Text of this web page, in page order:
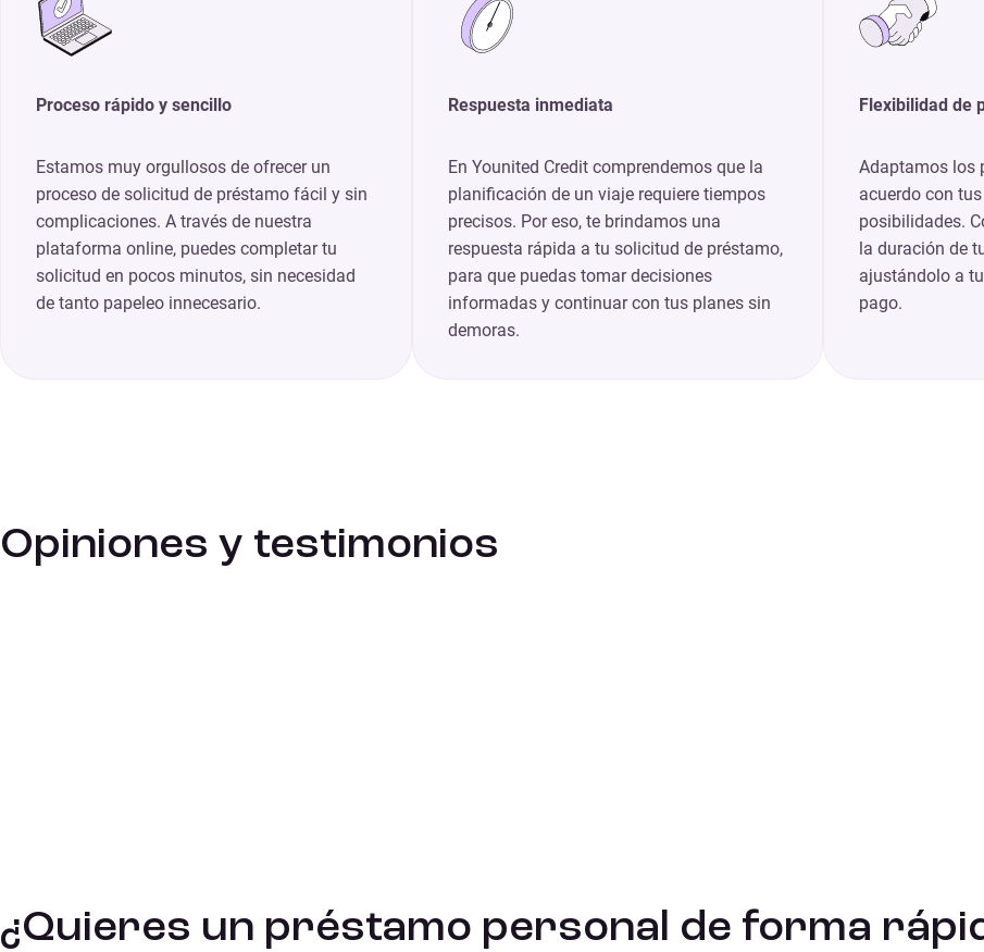
Proceso rápido y sencillo
Estamos muy orgullosos de ofrecer un
proceso de solicitud de préstamo fácil y sin
complicaciones. A través de nuestra
plataforma online, puedes completar tu
solicitud en pocos minutos, sin necesidad
de tanto papeleo innecesario.
Respuesta inmediata
En Younited Credit comprendemos que la
planificación de un viaje requiere tiempos
precisos. Por eso, te brindamos una
respuesta rápida a tu solicitud de préstamo,
para que puedas tomar decisiones
informadas y continuar con tus planes sin
demoras.
Flexibilidad de
Adaptamos los
acuerdo con
posibilidades.
la duración de
ajustándolo a
pago.
Opiniones y testimonios
¿Quieres un préstamo personal de forma